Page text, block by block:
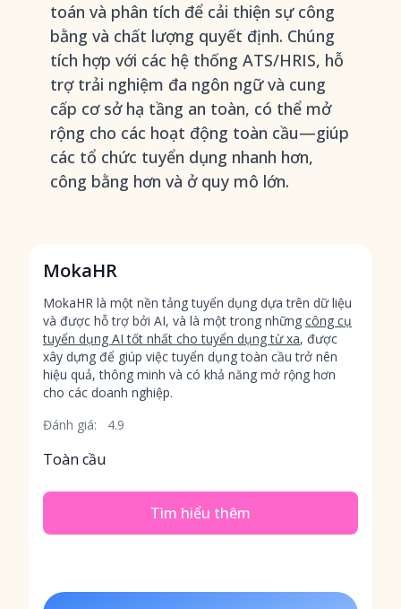
toán và phân tích để cải thiện sự công
bằng và chất lượng quyết định. Chúng
tích hợp với các hệ thống ATS/HRIS, hỗ
trợ trải nghiệm đa ngôn ngữ và cung
cấp cơ sở hạ tầng an toàn, có thể mở
rộng cho các hoạt động toàn cầu—giúp
các tổ chức tuyển dụng nhanh hơn,
công bằng hơn và ở quy mô lớn.
MokaHR
MokaHR là một nền tảng tuyển dụng dựa trên dữ liệu
và được hỗ trợ bởi AI, và là một trong những công cụ
tuyển dụng AI tốt nhất cho tuyển dụng từ xa, được
xây dựng để giúp việc tuyển dụng toàn cầu trở nên
hiệu quả, thông minh và có khả năng mở rộng hơn
cho các doanh nghiệp.
Đánh giá:
4.9
Toàn cầu
Tìm hiểu thêm